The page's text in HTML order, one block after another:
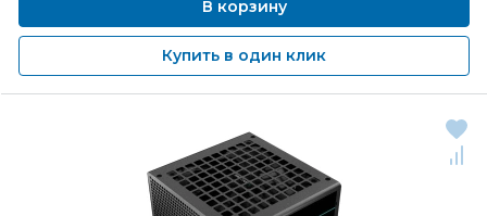
В корзину
Купить в один клик